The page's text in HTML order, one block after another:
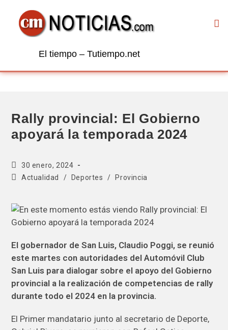
El tiempo – Tutiempo.net
Rally provincial: El Gobierno
apoyará la temporada 2024
30 enero, 2024
Actualidad
/ Deportes / Provincia
El gobernador de San Luis, Claudio Poggi, se reunió
este martes con autoridades del Automóvil Club
San Luis para dialogar sobre el apoyo del Gobierno
provincial a la realización de competencias de rally
durante todo el 2024 en la provincia.
El Primer mandatario junto al secretario de Deporte,